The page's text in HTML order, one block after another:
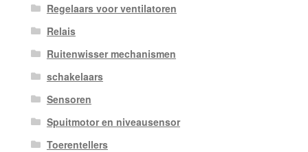
Regelaars voor ventilatoren
Relais
Ruitenwisser mechanismen
schakelaars
Sensoren
Spuitmotor en niveausensor
Toerentellers